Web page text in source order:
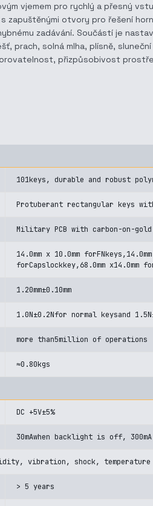
vjemem pro rychlý a přesný
otvory pro řešení
zadávání. Součástí je
prach, solná mlha, plísně,
přizpůsobivost
101keys, durable and robust
Protuberant rectangular keys
Military PCB with carbon-on-
14.0mm x 10.0mm
forCapslockkey,68.0mm x14.0mm
1.20mm±0.10mm
1.0N±0.2Nfor normal keysand
more than5million of operations
≈0.80kgs
DC +5V±5%
30mAwhen backlight is off,
vibration, shock,
> 5 years